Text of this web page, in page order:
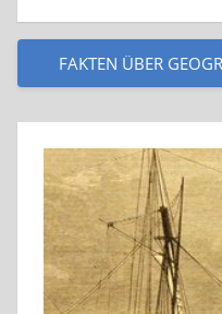
FAKTEN ÜBER